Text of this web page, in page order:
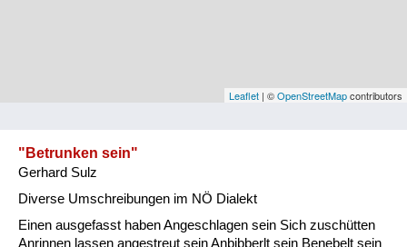
Vorarlberg
Natur und Landwirtschaft
Leaflet | ©OpenStreetMapcontributors
"Betrunken sein"
Gerhard Sulz
Diverse Umschreibungen im NÖ Dialekt
Einen ausgefasst haben Angeschlagen sein Sich zuschütten
Anrinnen lassen angestreut sein Anbibberlt sein Benebelt sein